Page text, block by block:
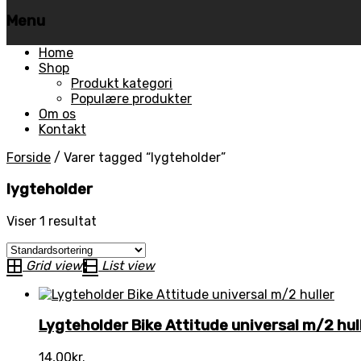
Menu
Skip
Home
Shop
Produkt kategori
Populære produkter
Om os
Kontakt
Forside / Varer tagged “lygteholder”
lygteholder
Viser 1 resultat
Grid view List view
Lygteholder Bike Attitude universal m/2
14,00kr.